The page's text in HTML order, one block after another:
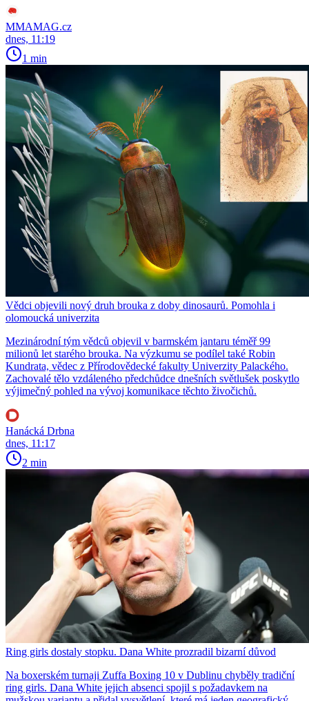
MMAMAG.cz
dnes, 11:19
1 min
Vědci objevili nový druh brouka z doby dinosaurů. Pomohla i
olomoucká univerzita
Mezinárodní tým vědců objevil v barmském jantaru téměř 99
milionů let starého brouka. Na výzkumu se podílel také Robin
Kundrata, vědec z Přírodovědecké fakulty Univerzity Palackého.
Zachovalé tělo vzdáleného předchůdce dnešních světlušek poskytlo
výjimečný pohled na vývoj komunikace těchto živočichů.
Hanácká Drbna
dnes, 11:17
2 min
Ring girls dostaly stopku. Dana White prozradil bizarní důvod
Na boxerském turnaji Zuffa Boxing 10 v Dublinu chyběly tradiční
ring girls. Dana White jejich absenci spojil s požadavkem na